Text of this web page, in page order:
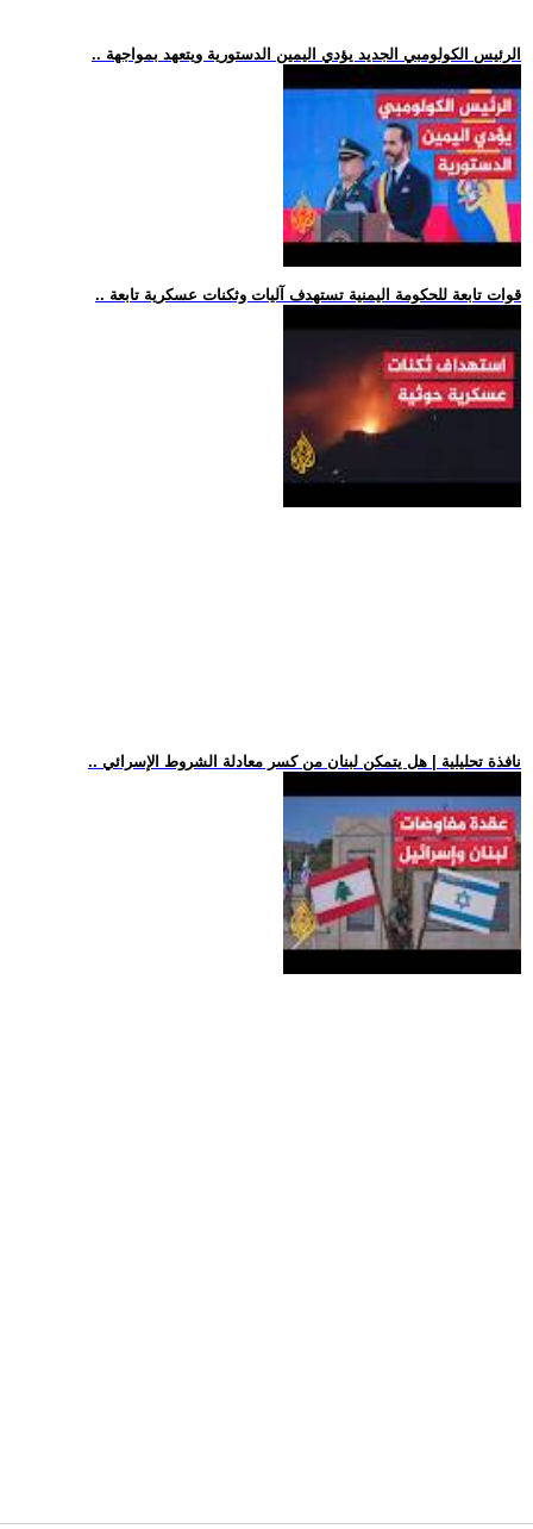
.. الرئيس الكولومبي الجديد يؤدي اليمين الدستورية ويتعهد بمواجهة
.. قوات تابعة للحكومة اليمنية تستهدف آليات وثكنات عسكرية تابعة
.. نافذة تحليلية | هل يتمكن لبنان من كسر معادلة الشروط الإسرائي